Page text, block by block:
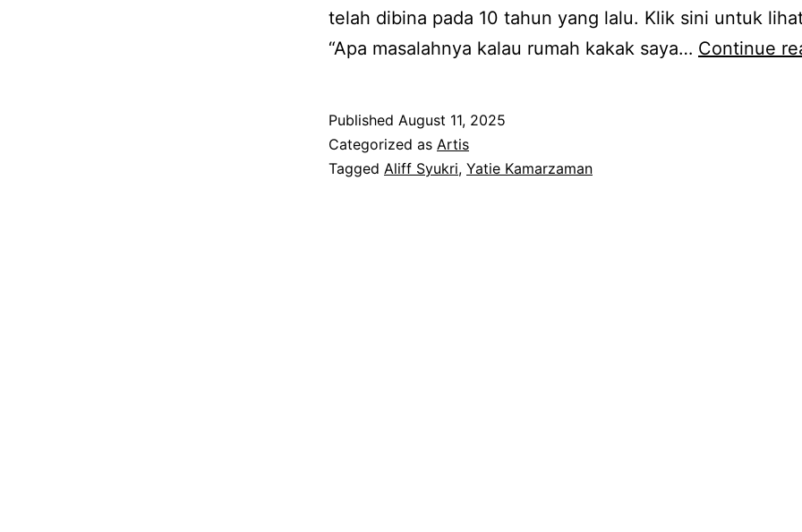
telah dibina pada 10 tahun yang lalu. Klik sini untuk
“Apa masalahnya kalau rumah kakak saya… Continue
Published August 11, 2025
Categorized as Artis
Tagged Aliff Syukri, Yatie Kamarzaman